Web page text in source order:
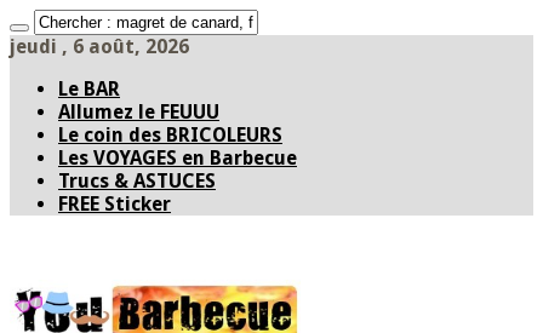
jeudi , 6 août, 2026
Le BAR
Allumez le FEUUU
Le coin des BRICOLEURS
Les VOYAGES en Barbecue
Trucs & ASTUCES
FREE Sticker